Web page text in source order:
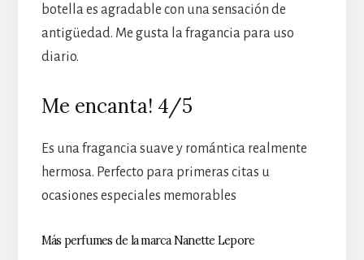
botella es agradable con una sensación de
antigüedad. Me gusta la fragancia para uso
diario.
Me encanta! 4/5
Es una fragancia suave y romántica realmente
hermosa. Perfecto para primeras citas u
ocasiones especiales memorables
Más perfumes de la marca Nanette Lepore